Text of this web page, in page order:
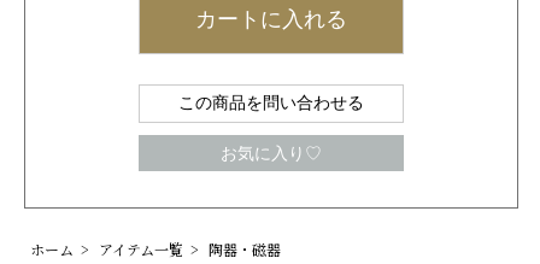
カートに入れる
この商品を問い合わせる
お気に入り♡
ホーム > アイテム一覧 > 陶器・磁器